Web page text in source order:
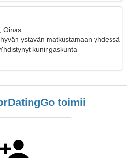
Oinas
ystävän matkustamaan yhdessä
kuningaskunta
toimii